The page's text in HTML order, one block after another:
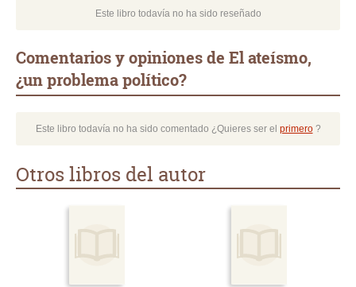
Este libro todavía no ha sido reseñado
Comentarios y opiniones de El ateísmo,
¿un problema político?
Este libro todavía no ha sido comentado ¿Quieres ser el primero?
Otros libros del autor